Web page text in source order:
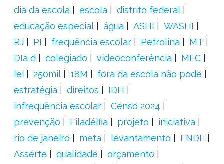
dia da escola
escola
distrito federal
educação especial
água ASHI
WASHI
RJ
PI frequência escolar Petrolina
MT
DIa d
colegiado videoconferência
MEC
lei
250mil 18M
fora da escola não pode
estratégia
direitos
IDH
infrequência escolar
Censo 2024
prevenção
Filadélfia projeto
iniciativa
rio de janeiro
meta levantamento
FNDE
Asserte
qualidade
orçamento